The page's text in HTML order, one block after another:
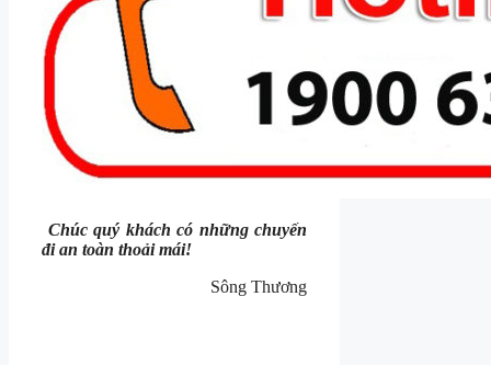
Chúc quý khách có những chuyến
đi an toàn thoải mái!
Sông Thương